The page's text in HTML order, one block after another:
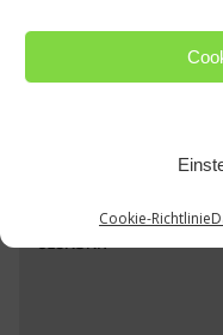
Cookie-Richtlinie
J10KOKN